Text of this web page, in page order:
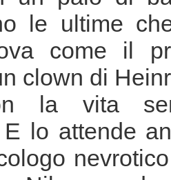
le ultime
come il
clown di
la vita
lo attende